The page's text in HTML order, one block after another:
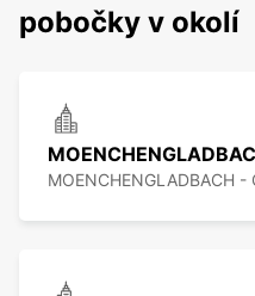
pobočky v okolí
MOENCHENGLADBACH -